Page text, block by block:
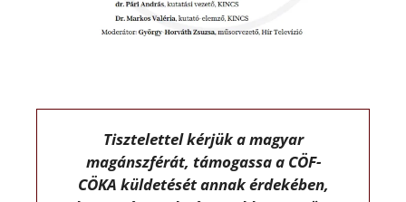
Tisztelettel kérjük a magyar
magánszférát, támogassa a CÖF-
CÖKA küldetését annak érdekében,